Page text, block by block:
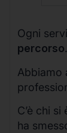
Ogni
percorso.
Abbiamo
C’è chi
ha